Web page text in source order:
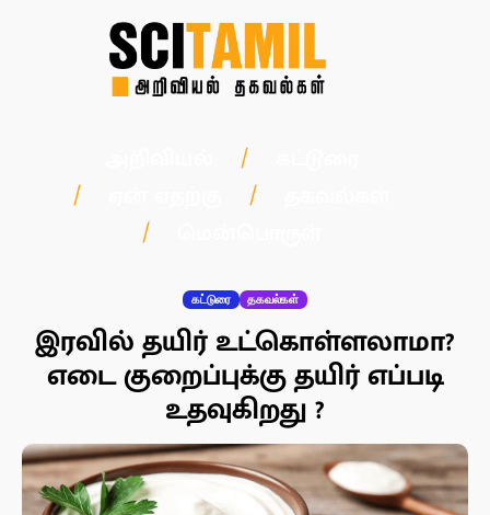
கட்டுரை தகவல்கள்
இரவில் தயிர் உட்கொள்ளலாமா?
எடை குறைப்புக்கு தயிர் எப்படி
உதவுகிறது ?